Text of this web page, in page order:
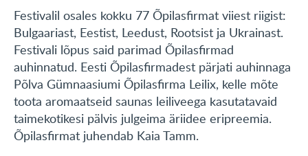
Festivalil osales kokku 77 Õpilasfirmat viiest riigist:
Bulgaariast, Eestist, Leedust, Rootsist ja Ukrainast.
Festivali lõpus said parimad Õpilasfirmad
auhinnatud. Eesti Õpilasfirmadest pärjati auhinnaga
Põlva Gümnaasiumi Õpilasfirma Leilix, kelle mõte
toota aromaatseid saunas leiliveega kasutatavaid
taimekotikesi pälvis julgeima äriidee eripreemia.
Õpilasfirmat juhendab Kaia Tamm.